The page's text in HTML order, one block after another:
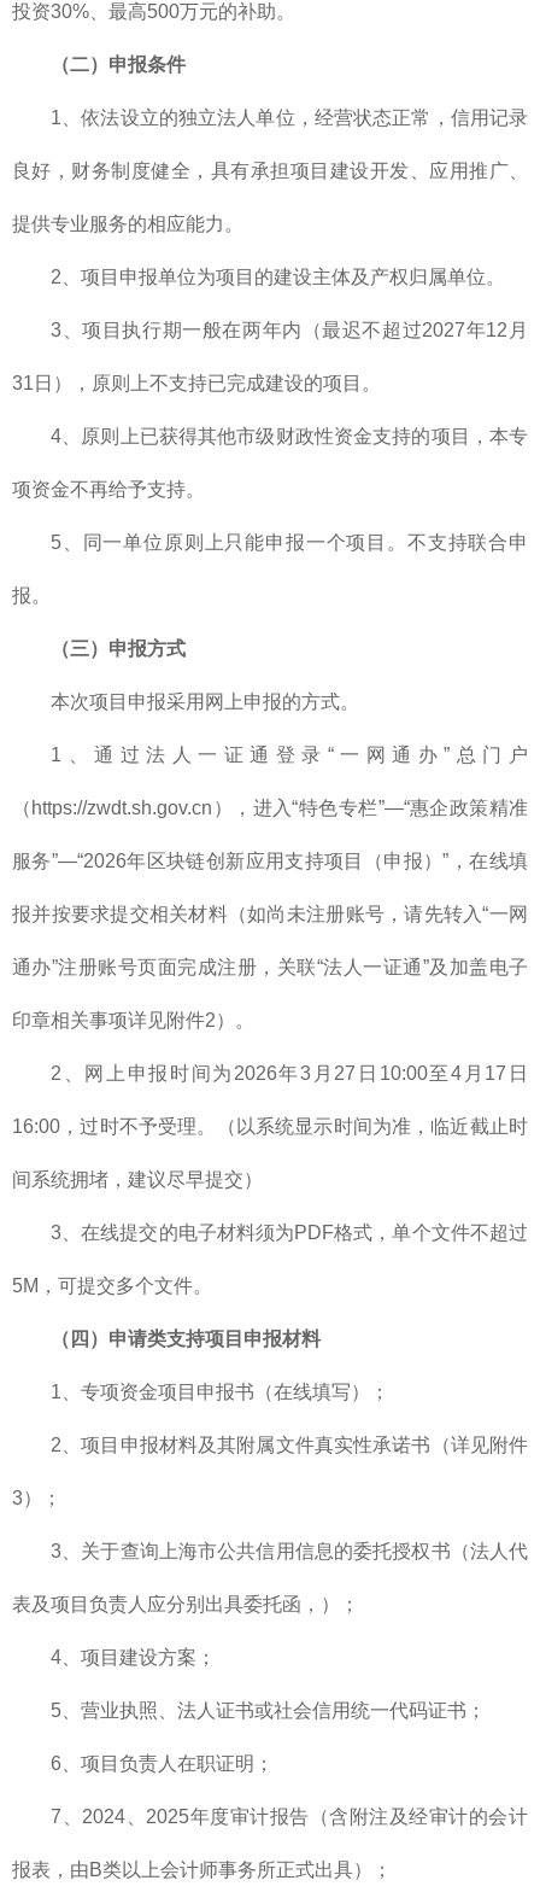
投资30%、最高500万元的补助。
（二）申报条件
1、依法设立的独立法人单位，经营状态正常，信用记录
良好，财务制度健全，具有承担项目建设开发、应用推广、
提供专业服务的相应能力。
2、项目申报单位为项目的建设主体及产权归属单位。
3、项目执行期一般在两年内（最迟不超过2027年12月
31日），原则上不支持已完成建设的项目。
4、原则上已获得其他市级财政性资金支持的项目，本专
项资金不再给予支持。
5、同一单位原则上只能申报一个项目。不支持联合申
报。
（三）申报方式
本次项目申报采用网上申报的方式。
1、通过法人一证通登录“一网通办”总门户
（https://zwdt.sh.gov.cn），进入“特色专栏”—“惠企政策精准
服务”—“2026年区块链创新应用支持项目（申报）”，在线填
报并按要求提交相关材料（如尚未注册账号，请先转入“一网
通办”注册账号页面完成注册，关联“法人一证通”及加盖电子
印章相关事项详见附件2）。
2、网上申报时间为2026年3月27日10:00至4月17日
16:00，过时不予受理。（以系统显示时间为准，临近截止时
间系统拥堵，建议尽早提交）
3、在线提交的电子材料须为PDF格式，单个文件不超过
5M，可提交多个文件。
（四）申请类支持项目申报材料
1、专项资金项目申报书（在线填写）；
2、项目申报材料及其附属文件真实性承诺书（详见附件
3）；
3、关于查询上海市公共信用信息的委托授权书（法人代
表及项目负责人应分别出具委托函，）；
4、项目建设方案；
5、营业执照、法人证书或社会信用统一代码证书；
6、项目负责人在职证明；
7、2024、2025年度审计报告（含附注及经审计的会计
报表，由B类以上会计师事务所正式出具）；